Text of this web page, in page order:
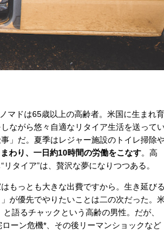
マドは65歳以上の高齢者。米国に生まれ育
ながら悠々自適なリタイア生活を送って
」だ。夏季はレジャー施設のトイレ掃除
わり、一日約10時間の労働をこなす。高
タイア”は、贅沢な夢になりつつある。
もっとも大きな出費ですから。生き延びる
が優先でやりたいことは二の次だった。
語るチャックという高齢の男性。だが、
ーン危機*、その後リーマンショックなど